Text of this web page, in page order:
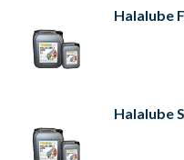
Halalube
Halalube